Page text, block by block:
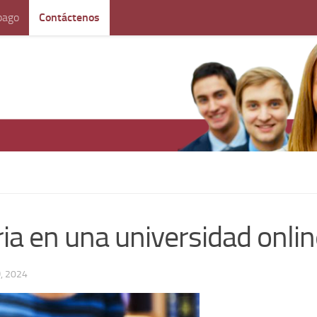
Contáctenos
en una universidad
2024